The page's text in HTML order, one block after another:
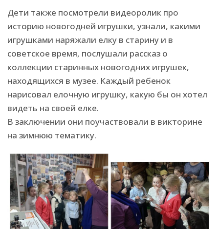
Дети также посмотрели видеоролик про
историю новогодней игрушки, узнали, какими
игрушками наряжали елку в старину и в
советское время, послушали рассказ о
коллекции старинных новогодних игрушек,
находящихся в музее. Каждый ребенок
нарисовал елочную игрушку, какую бы он хотел
видеть на своей елке.
В заключении они поучаствовали в викторине
на зимнюю тематику.